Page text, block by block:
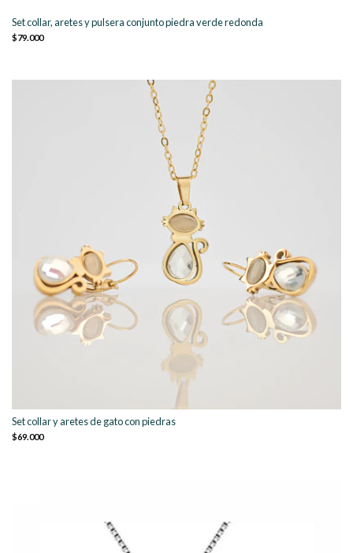
Set collar, aretes y pulsera conjunto piedra verde redonda
$79.000
Set collar y aretes de gato con piedras
$69.000